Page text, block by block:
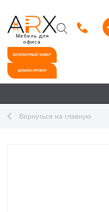
Мебель для
офиса
БЕСПЛАТНЫЙ ЗАМЕР
ДИЗАЙН-ПРОЕКТ
Вернуться на главную